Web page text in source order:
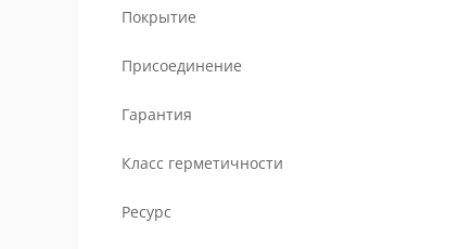
Покрытие
Присоединение
Гарантия
Класс герметичности
Ресурс